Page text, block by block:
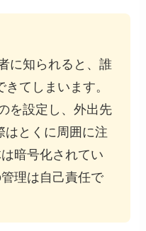
に知られると、誰
てしまいます。
を設定し、外出先
はとくに周囲に注
暗号化されてい
理は自己責任で